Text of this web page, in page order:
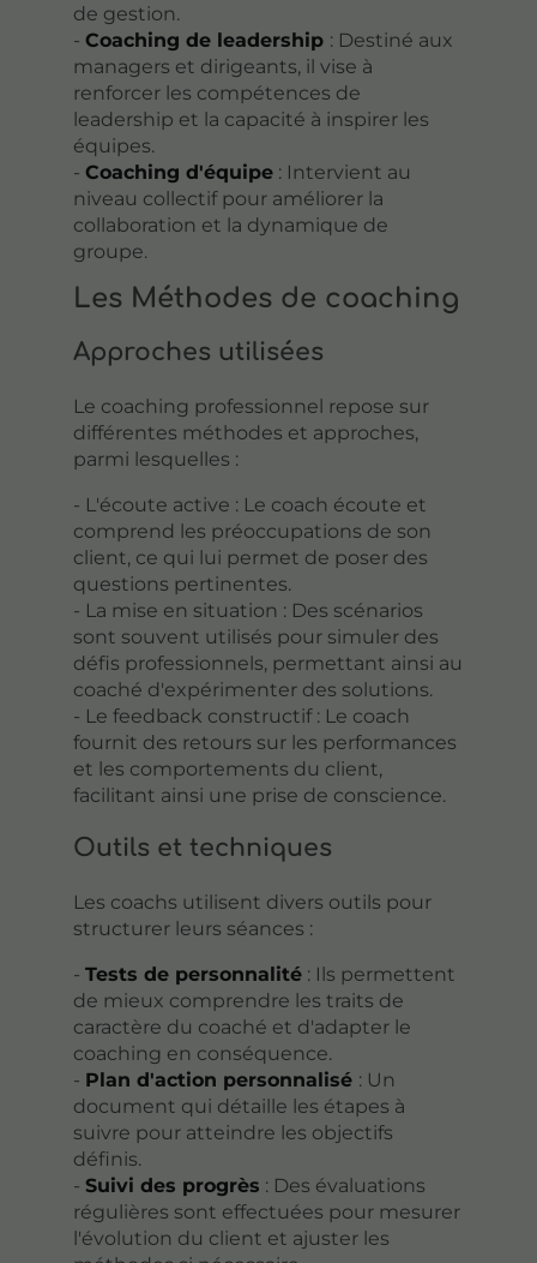
de gestion.
- Coaching de leadership : Destiné aux
managers et dirigeants, il vise à
renforcer les compétences de
leadership et la capacité à inspirer les
équipes.
- Coaching d'équipe: Intervient au
niveau collectif pour améliorer la
collaboration et la dynamique de
groupe.
Les Méthodes de coaching
Approches utilisées
Le coaching professionnel repose sur
différentes méthodes et approches,
parmi lesquelles :
- L'écoute active : Le coach écoute et
comprend les préoccupations de son
client, ce qui lui permet de poser des
questions pertinentes.
- La mise en situation : Des scénarios
sont souvent utilisés pour simuler des
défis professionnels, permettant ainsi au
coaché d'expérimenter des solutions.
- Le feedback constructif : Le coach
fournit des retours sur les performances
et les comportements du client,
facilitant ainsi une prise de conscience.
Outils et techniques
Les coachs utilisent divers outils pour
structurer leurs séances :
- Tests de personnalité: Ils permettent
de mieux comprendre les traits de
caractère du coaché et d'adapter le
coaching en conséquence.
- Plan d'action personnalisé : Un
document qui détaille les étapes à
suivre pour atteindre les objectifs
définis.
- Suivi des progrès : Des évaluations
régulières sont effectuées pour mesurer
l'évolution du client et ajuster les